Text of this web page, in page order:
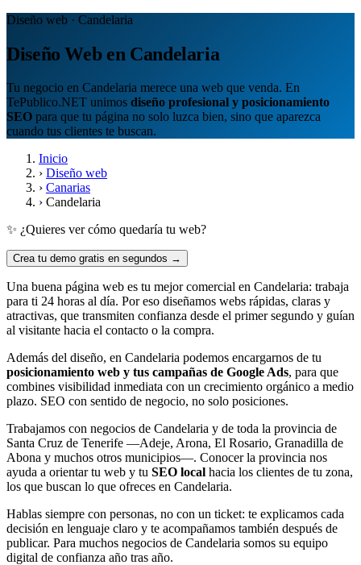
Diseño web · Candelaria
Diseño Web en Candelaria
Tu negocio en Candelaria merece una web que venda. En
TePublico.NET unimos diseño profesional y posicionamiento
SEO para que tu página no solo luzca bien, sino que aparezca
cuando tus clientes te buscan.
Inicio
› Diseño web
› Canarias
› Candelaria
✨ ¿Quieres ver cómo quedaría tu web?
Crea tu demo gratis en segundos →
Una buena página web es tu mejor comercial en Candelaria: trabaja
para ti 24 horas al día. Por eso diseñamos webs rápidas, claras y
atractivas, que transmiten confianza desde el primer segundo y guían
al visitante hacia el contacto o la compra.
Además del diseño, en Candelaria podemos encargarnos de tu
posicionamiento web y tus campañas de Google Ads, para que
combines visibilidad inmediata con un crecimiento orgánico a medio
plazo. SEO con sentido de negocio, no solo posiciones.
Trabajamos con negocios de Candelaria y de toda la provincia de
Santa Cruz de Tenerife —Adeje, Arona, El Rosario, Granadilla de
Abona y muchos otros municipios—. Conocer la provincia nos
ayuda a orientar tu web y tu SEO local hacia los clientes de tu zona,
los que buscan lo que ofreces en Candelaria.
Hablas siempre con personas, no con un ticket: te explicamos cada
decisión en lenguaje claro y te acompañamos también después de
publicar. Para muchos negocios de Candelaria somos su equipo
digital de confianza año tras año.